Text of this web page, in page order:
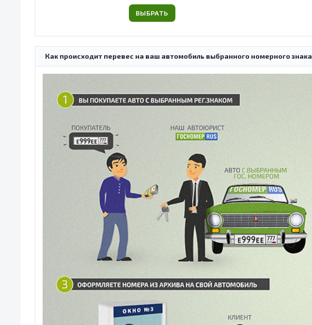
ВЫБРАТЬ
Как происходит перевес на ваш автомобиль выбранного номерного знака